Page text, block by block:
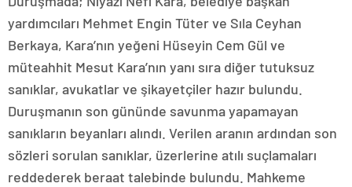
yardımcıları Mehmet Engin Tüter ve Sıla Ceyhan
Berkaya, Kara’nın yeğeni Hüseyin Cem Gül ve
müteahhit Mesut Kara’nın yanı sıra diğer tutuksuz
sanıklar, avukatlar ve şikayetçiler hazır bulundu.
Duruşmanın son gününde savunma yapamayan
sanıkların beyanları alındı. Verilen aranın ardından son
sözleri sorulan sanıklar, üzerlerine atılı suçlamaları
reddederek beraat talebinde bulundu. Mahkeme